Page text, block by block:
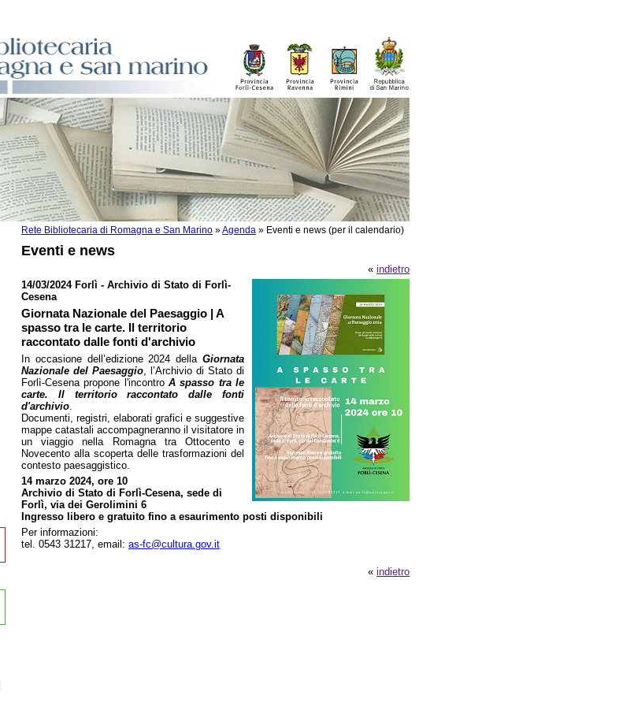
Rete Bibliotecaria di Romagna e San Marino »Agenda » Eventi e news (per il calendario)
Eventi e news
« indietro
14/03/2024 Forlì - Archivio di Stato di Forlì-
Cesena
Giornata Nazionale del Paesaggio | A
spasso tra le carte. Il territorio
raccontato dalle fonti d'archivio
In occasione dell’edizione 2024 della Giornata
Nazionale del Paesaggio, l’Archivio di Stato di
Forlì-Cesena propone l'incontroA spasso tra le
carte. Il territorio raccontato dalle fonti
d'archivio.
Documenti, registri, elaborati grafici e suggestive
mappe catastali accompagneranno il visitatore in
un viaggio nella Romagna tra Ottocento e
Novecento alla scoperta delle trasformazioni del
contesto paesaggistico.
14 marzo 2024, ore 10
Archivio di Stato di Forlì-Cesena, sede di
Forlì, via dei Gerolimini 6
Ingresso libero e gratuito fino a esaurimento posti disponibili
Per informazioni:
tel. 0543 31217, email: as-fc@cultura.gov.it
« indietro